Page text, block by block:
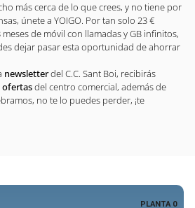
más cerca de lo que crees, y no tiene por
únete a YOIGO. Por tan solo 23 €
de móvil con llamadas y GB infinitos,
dejar pasar esta oportunidad de ahorrar
newsletterdel C.C. Sant Boi, recibirás
ofertasdel centro comercial, además de
no te lo puedes perder, ¡te